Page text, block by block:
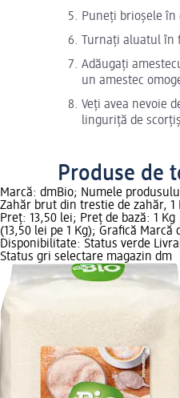
Puneți brioșele
Turnați aluatul în
Adăugați
un amestec
Veți avea nevoie
linguriță de
Produse de
Marcă: dmBio; Numele
Zahăr brut din trestie de zahăr, 1
Preț: 13,50 lei; Preț de bază: 1 Kg
(13,50 lei pe 1 Kg); Grafică Marcă
Disponibilitate: Status verde
Status gri selectare magazin dm